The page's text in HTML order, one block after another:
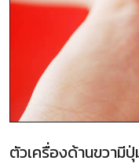
ตัวเครื่องด้านขวามี